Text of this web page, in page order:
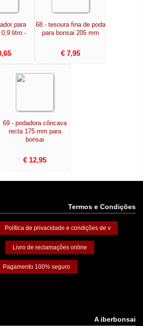
para
0,9 litro -
68 - tesoura fina de poda
para bonsai 205 mm
€ 7,95
69 - podadora côncava
recta 175 mm para
bonsai
€ 12,95
Termos e Condições
Política de privacidade e condições de v
Livro de reclamações online
Pagamento 100% seguro
A iberbonsai